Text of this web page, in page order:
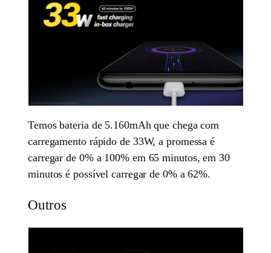
Temos bateria de 5.160mAh que chega com
carregamento rápido de 33W, a promessa é
carregar de 0% a 100% em 65 minutos, em 30
minutos é possível carregar de 0% a 62%.
Outros